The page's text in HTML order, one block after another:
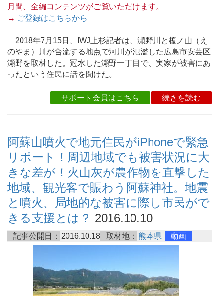
月間、全編コンテンツがご覧いただけます。
→ ご登録はこちらから
2018年7月15日、IWJ上杉記者は、瀬野川と榎ノ山（え
のやま）川が合流する地点で河川が氾濫した広島市安芸区
瀬野を取材した。冠水した瀬野一丁目で、実家が被害にあ
ったという住民に話を聞けた。
サポート会員はこちら 続きを読む
阿蘇山噴火で地元住民がiPhoneで緊急
リポート！周辺地域でも被害状況に大
きな差が！火山灰が農作物を直撃した
地域、観光客で賑わう阿蘇神社。地震
と噴火、局地的な被害に際し市民がで
きる支援とは？ 2016.10.10
記事公開日： 2016.10.18 取材地： 熊本県 動画